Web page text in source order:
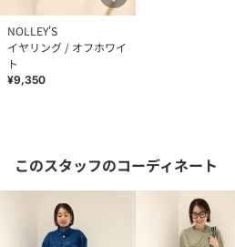
NOLLEY'S
イヤリング / オフホワイ
ト
¥9,350
このスタッフのコーディネート